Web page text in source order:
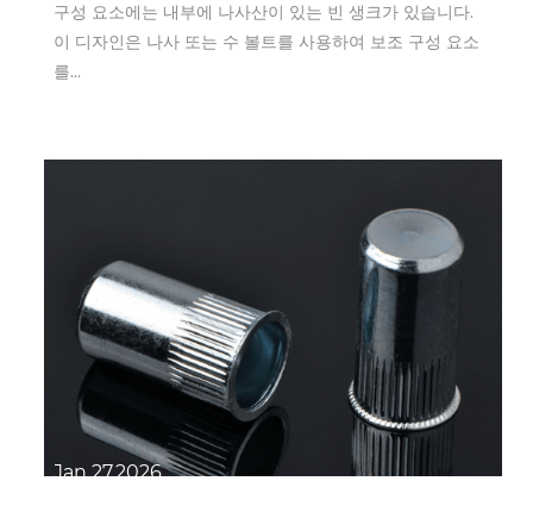
구성 요소에는 내부에 나사산이 있는 빈 생크가 있습니다.
이 디자인은 나사 또는 수 볼트를 사용하여 보조 구성 요소
를...
Jan 27,2026